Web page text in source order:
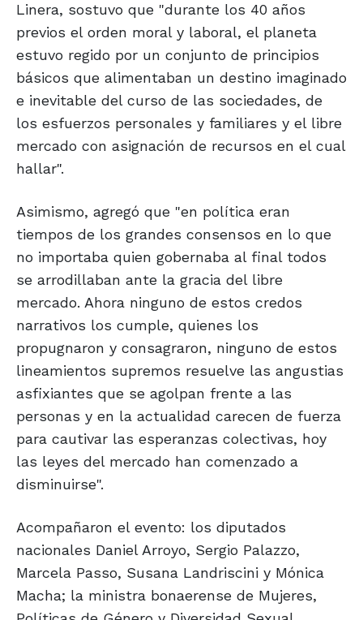
Linera, sostuvo que "durante los 40 años
previos el orden moral y laboral, el planeta
estuvo regido por un conjunto de principios
básicos que alimentaban un destino imaginado
e inevitable del curso de las sociedades, de
los esfuerzos personales y familiares y el libre
mercado con asignación de recursos en el cual
hallar".
Asimismo, agregó que "en política eran
tiempos de los grandes consensos en lo que
no importaba quien gobernaba al final todos
se arrodillaban ante la gracia del libre
mercado. Ahora ninguno de estos credos
narrativos los cumple, quienes los
propugnaron y consagraron, ninguno de estos
lineamientos supremos resuelve las angustias
asfixiantes que se agolpan frente a las
personas y en la actualidad carecen de fuerza
para cautivar las esperanzas colectivas, hoy
las leyes del mercado han comenzado a
disminuirse".
Acompañaron el evento: los diputados
nacionales Daniel Arroyo, Sergio Palazzo,
Marcela Passo, Susana Landriscini y Mónica
Macha; la ministra bonaerense de Mujeres,